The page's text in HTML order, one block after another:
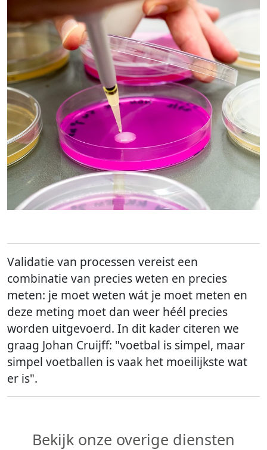
Validatie van processen vereist een
combinatie van precies weten en precies
meten: je moet weten wát je moet meten en
deze meting moet dan weer héél precies
worden uitgevoerd. In dit kader citeren we
graag Johan Cruijff: "voetbal is simpel, maar
simpel voetballen is vaak het moeilijkste wat
er is".
Bekijk onze overige diensten